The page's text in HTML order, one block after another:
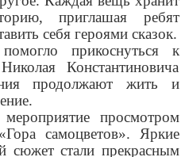
приглашая ребят
себя героями сказок.
прикоснуться к
Константиновича
продолжают жить и
мероприятие просмотром
самоцветов». Яркие
сюжет стали прекрасным